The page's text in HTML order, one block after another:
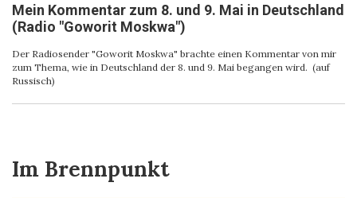
Mein Kommentar zum 8. und 9. Mai in Deutschland
(Radio "Goworit Moskwa")
Der Radiosender "Goworit Moskwa" brachte einen Kommentar von mir
zum Thema, wie in Deutschland der 8. und 9. Mai begangen wird. (auf
Russisch)
Im Brennpunkt